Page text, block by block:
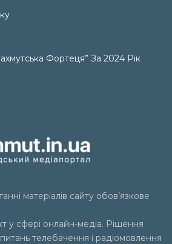
Фортеця” За 2024 Рік
матеріалів сайту обов’язкове
у сфері онлайн-медіа. Рішення
телебачення і радіомовлення